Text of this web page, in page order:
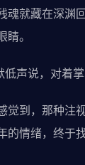
就藏在深渊
。
声说，对着掌
觉到，那种注
情绪，终于